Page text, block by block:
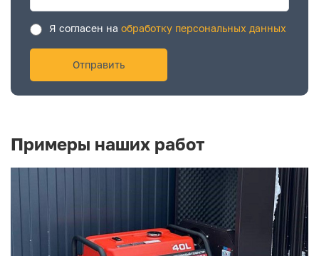
Я согласен на обработку персональных данных
Примеры наших работ